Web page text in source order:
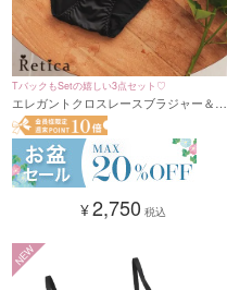
TバックもSetの嬉しい3点セット♡
エレガントクロスレースブラジャー＆シ
ョーツ3点セット(A～F/65～80)
¥2,750 税込
NEW